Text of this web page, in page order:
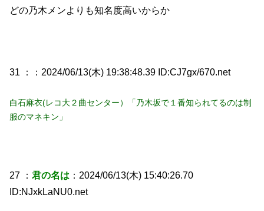
どの乃木メンよりも知名度高いからか
31 ： ：2024/06/13(木) 19:38:48.39 ID:CJ7gx/670.net
白石麻衣(レコ大２曲センター）「乃木坂で１番知られてるのは制
服のマネキン」
27 ：君の名は ：2024/06/13(木) 15:40:26.70
ID:NJxkLaNU0.net